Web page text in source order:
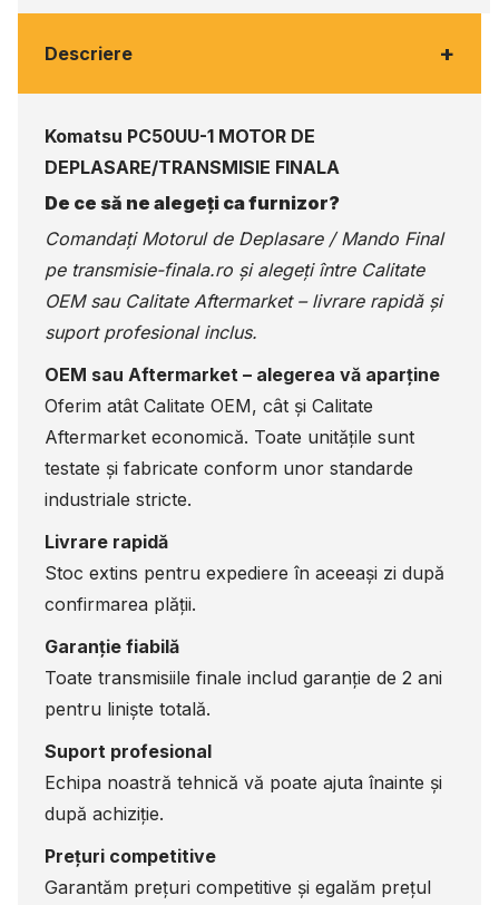
Descriere +
Komatsu PC50UU-1 MOTOR DE
DEPLASARE/TRANSMISIE FINALA
De ce să ne alegeți ca furnizor?
Comandați Motorul de Deplasare / Mando Final
pe transmisie-finala.ro și alegeți între Calitate
OEM sau Calitate Aftermarket – livrare rapidă și
suport profesional inclus.
OEM sau Aftermarket – alegerea vă aparține
Oferim atât Calitate OEM, cât și Calitate
Aftermarket economică. Toate unitățile sunt
testate și fabricate conform unor standarde
industriale stricte.
Livrare rapidă
Stoc extins pentru expediere în aceeași zi după
confirmarea plății.
Garanție fiabilă
Toate transmisiile finale includ garanție de 2 ani
pentru liniște totală.
Suport profesional
Echipa noastră tehnică vă poate ajuta înainte și
după achiziție.
Prețuri competitive
Garantăm prețuri competitive și egalăm prețul